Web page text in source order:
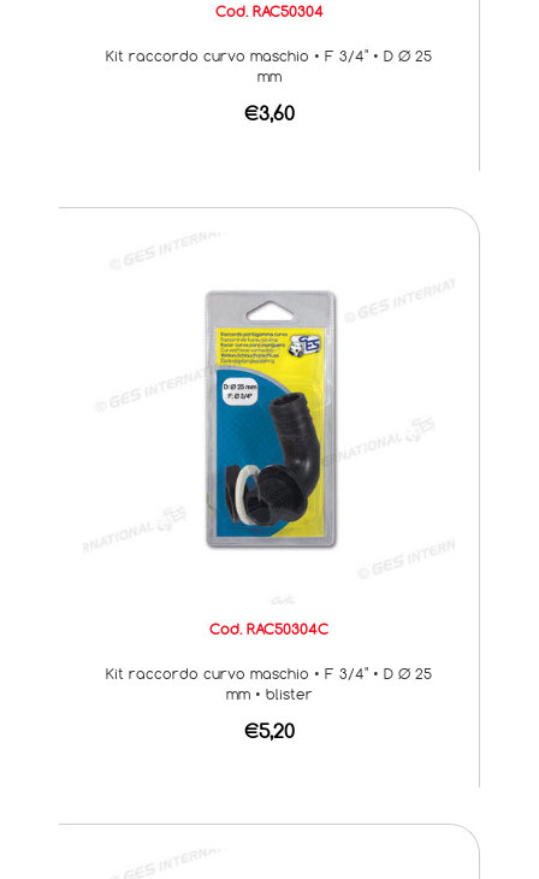
Cod. RAC50304
Kit raccordo curvo maschio • F 3/4" • D Ø 25
mm
€3,60
Cod. RAC50304C
Kit raccordo curvo maschio • F 3/4" • D Ø 25
mm • blister
€5,20